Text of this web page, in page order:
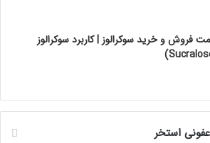
فروش و خرید سوکرالوز | کاربرد سوکرالوز
استخر